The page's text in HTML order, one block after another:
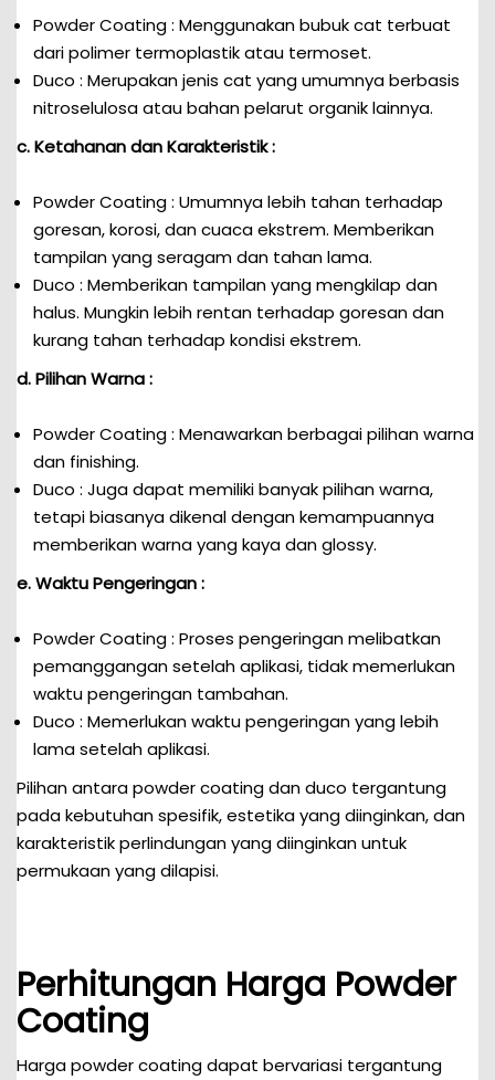
Powder Coating : Menggunakan bubuk cat terbuat
dari polimer termoplastik atau termoset.
Duco : Merupakan jenis cat yang umumnya berbasis
nitroselulosa atau bahan pelarut organik lainnya.
c. Ketahanan dan Karakteristik :
Powder Coating : Umumnya lebih tahan terhadap
goresan, korosi, dan cuaca ekstrem. Memberikan
tampilan yang seragam dan tahan lama.
Duco : Memberikan tampilan yang mengkilap dan
halus. Mungkin lebih rentan terhadap goresan dan
kurang tahan terhadap kondisi ekstrem.
d. Pilihan Warna :
Powder Coating : Menawarkan berbagai pilihan warna
dan finishing.
Duco : Juga dapat memiliki banyak pilihan warna,
tetapi biasanya dikenal dengan kemampuannya
memberikan warna yang kaya dan glossy.
e. Waktu Pengeringan :
Powder Coating : Proses pengeringan melibatkan
pemanggangan setelah aplikasi, tidak memerlukan
waktu pengeringan tambahan.
Duco : Memerlukan waktu pengeringan yang lebih
lama setelah aplikasi.
Pilihan antara powder coating dan duco tergantung
pada kebutuhan spesifik, estetika yang diinginkan, dan
karakteristik perlindungan yang diinginkan untuk
permukaan yang dilapisi.
Perhitungan Harga Powder
Coating
Harga powder coating dapat bervariasi tergantung